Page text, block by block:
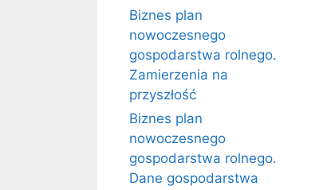
Biznes plan
nowoczesnego
gospodarstwa rolnego.
Zamierzenia na
przyszłość
Biznes plan
nowoczesnego
gospodarstwa rolnego.
Dane gospodarstwa